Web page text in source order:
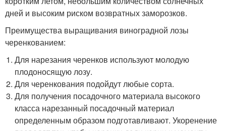
дней и высоким риском возвратных заморозков.
Преимущества выращивания виноградной лозы
черенкованием:
Для нарезания черенков используют молодую
плодоносящую лозу.
Для черенкования подойдут любые сорта.
Для получения посадочного материала высокого
класса нарезанный посадочный материал
определенным образом подготавливают. Укоренение